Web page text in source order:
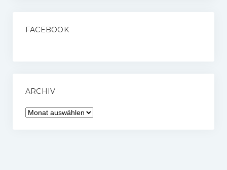
FACEBOOK
ARCHIV
Archiv